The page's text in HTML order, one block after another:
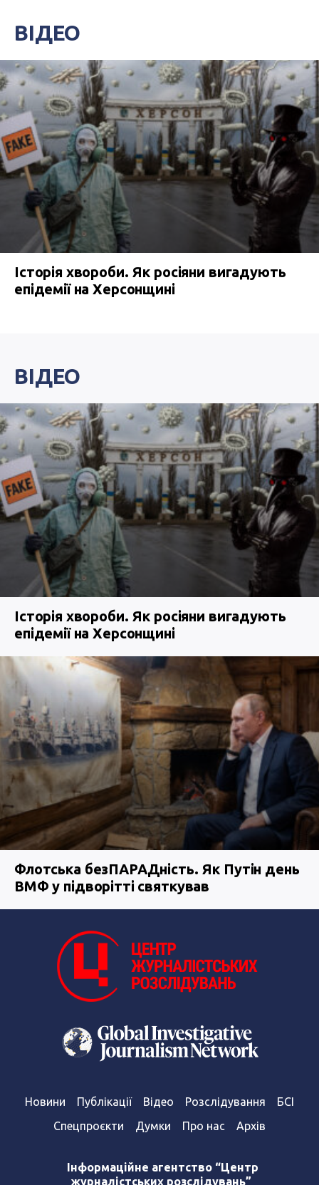
ВІДЕО
Історія хвороби. Як росіяни вигадують
епідемії на Херсонщині
ВІДЕО
Історія хвороби. Як росіяни вигадують
епідемії на Херсонщині
Флотська безПАРАДність. Як Путін день
ВМФ у підворітті святкував
Новини Публікації Відео Розслідування
БСІ
Спецпроєкти
Думки Про нас Архів
Інформаційне агентство “Центр
журналістських розслідувань”